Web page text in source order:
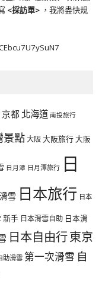
<採訪單> ，我將盡快規
京都 北海道 南投旅行
景點大阪大阪旅行大阪
日月潭 日月潭旅行 日
雪 日本旅行 日本
新手 日本滑雪自助 日本滑
日本自由行東京
助滑雪 第一次滑雪 自